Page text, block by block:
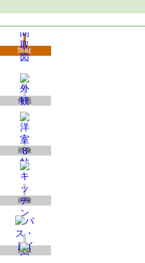
間取
外観
画像
画像
画像